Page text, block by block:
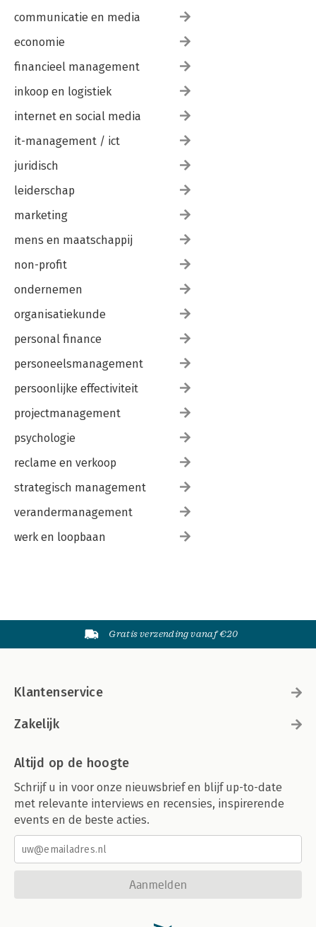
communicatie en media
economie
financieel management
inkoop en logistiek
internet en social media
it-management / ict
juridisch
leiderschap
marketing
mens en maatschappij
non-profit
ondernemen
organisatiekunde
personal finance
personeelsmanagement
persoonlijke effectiviteit
projectmanagement
psychologie
reclame en verkoop
strategisch management
verandermanagement
werk en loopbaan
Gratis verzending vanaf €20
Klantenservice
Zakelijk
Altijd op de hoogte
Schrijf u in voor onze nieuwsbrief en blijf up-to-date
met relevante interviews en recensies, inspirerende
events en de beste acties.
Aanmelden